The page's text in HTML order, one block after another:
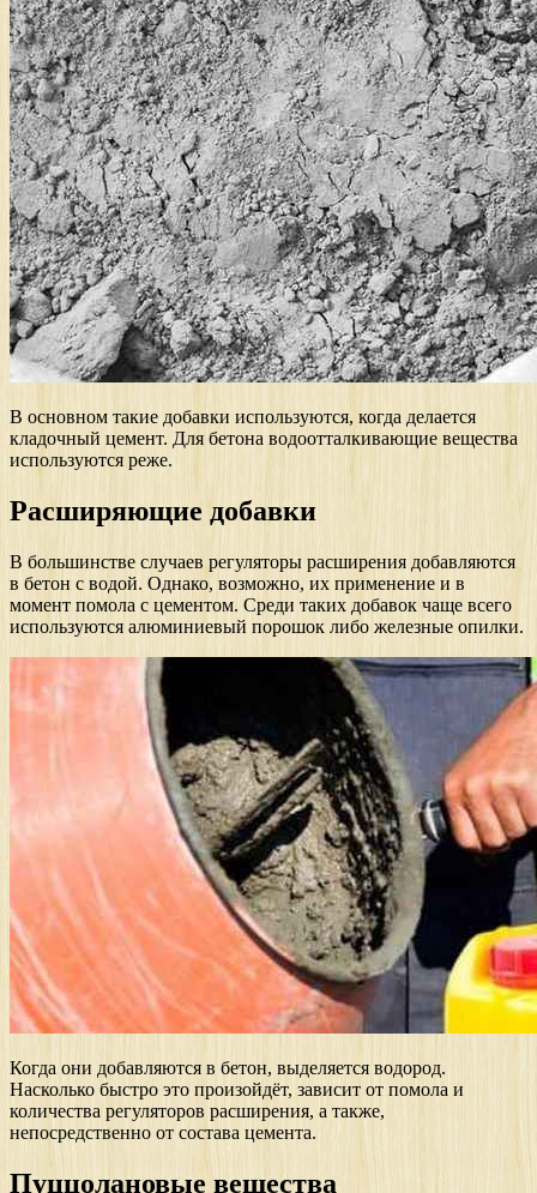
В основном такие добавки используются, когда делается
кладочный цемент. Для бетона водоотталкивающие вещества
используются реже.
Расширяющие добавки
В большинстве случаев регуляторы расширения добавляются
в бетон с водой. Однако, возможно, их применение и в
момент помола с цементом. Среди таких добавок чаще всего
используются алюминиевый порошок либо железные опилки.
Когда они добавляются в бетон, выделяется водород.
Насколько быстро это произойдёт, зависит от помола и
количества регуляторов расширения, а также,
непосредственно от состава цемента.
Пуццолановые вещества